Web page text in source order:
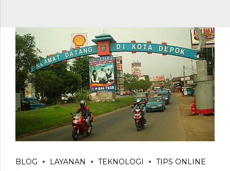
BLOG LAYANAN TEKNOLOGI TIPS ONLINE